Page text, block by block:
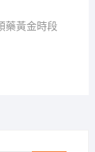
藥黃金時段